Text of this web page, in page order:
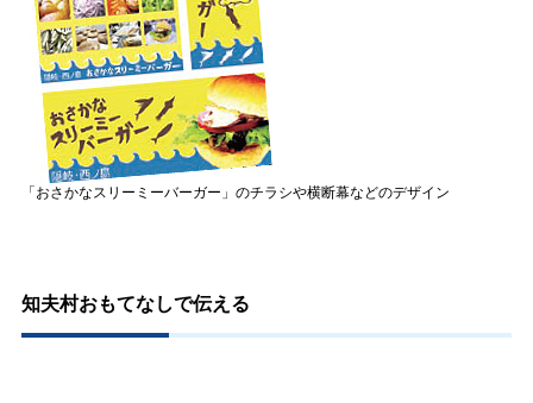
「おさかなスリーミーバーガー」のチラシや横断幕などのデザイン
知夫村おもてなしで伝える